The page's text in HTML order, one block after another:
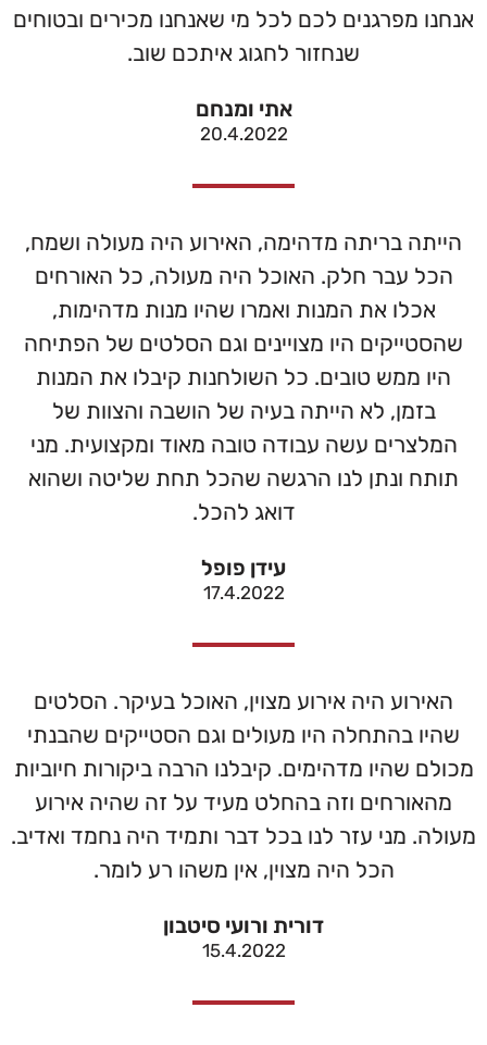
אנחנו מפרגנים לכם לכל מי שאנחנו מכירים ובטוחים
שנחזור לחגוג איתכם שוב.
אתי ומנחם
20.4.2022
הייתה בריתה מדהימה, האירוע היה מעולה ושמח,
הכל עבר חלק. האוכל היה מעולה, כל האורחים
אכלו את המנות ואמרו שהיו מנות מדהימות,
שהסטייקים היו מצויינים וגם הסלטים של הפתיחה
היו ממש טובים. כל השולחנות קיבלו את המנות
בזמן, לא הייתה בעיה של הושבה והצוות של
המלצרים עשה עבודה טובה מאוד ומקצועית. מני
תותח ונתן לנו הרגשה שהכל תחת שליטה ושהוא
דואג להכל.
עידן פופל
17.4.2022
האירוע היה אירוע מצוין, האוכל בעיקר. הסלטים
שהיו בהתחלה היו מעולים וגם הסטייקים שהבנתי
מכולם שהיו מדהימים. קיבלנו הרבה ביקורות חיוביות
מהאורחים וזה בהחלט מעיד על זה שהיה אירוע
מעולה. מני עזר לנו בכל דבר ותמיד היה נחמד ואדיב.
הכל היה מצוין, אין משהו רע לומר.
דורית ורועי סיטבון
15.4.2022